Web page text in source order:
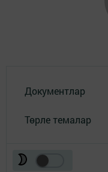
Документлар
Төрле темалар